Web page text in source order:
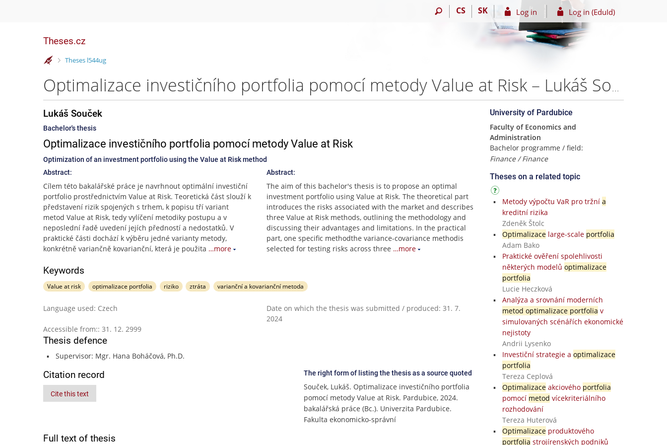
CS SK Log in Log in (EduId)
Theses.cz
>
Theses l544ug
Optimalizace investičního portfolia pomocí metody Value at Risk – Lukáš Souček
Lukáš Souček
Bachelor's thesis
Optimalizace investičního portfolia pomocí metody Value at Risk
Optimization of an investment portfolio using the Value at Risk method
Abstract:
Cílem této bakalářské práce je navrhnout optimální investiční
portfolio prostřednictvím Value at Risk. Teoretická část slouží k
představení rizik spojených s trhem, k popisu tří variant
metod Value at Risk, tedy vylíčení metodiky postupu a v
neposlední řadě uvedení jejích předností a nedostatků. V
praktické části dochází k výběru jedné varianty metody,
konkrétně variančně kovarianční, která je použita …more
Abstract:
The aim of this bachelor's thesis is to propose an optimal
investment portfolio using Value at Risk. The theoretical part
introduces the risks associated with the market and describes
three Value at Risk methods, outlining the methodology and
discussing their advantages and limitations. In the practical
part, one specific methodthe variance-covariance methodis
selected for testing risks across three …more
Keywords
Value at risk optimalizace portfolia riziko ztráta varianční a kovarianční metoda
Language used: Czech
Date on which the thesis was submitted / produced: 31. 7.
2024
Accessible from:: 31. 12. 2999
Thesis defence
Supervisor: Mgr. Hana Boháčová, Ph.D.
Citation record
Cite this text
The right form of listing the thesis as a source quoted
Souček, Lukáš. Optimalizace investičního portfolia
pomocí metody Value at Risk. Pardubice, 2024.
bakalářská práce (Bc.). Univerzita Pardubice.
Fakulta ekonomicko-správní
Full text of thesis
University of Pardubice
Faculty of Economics and
Administration
Bachelor programme / field:
Finance / Finance
Theses on a related topic
Metody výpočtu VaR pro tržní a
kreditní rizika
Zdeněk Štolc
Optimalizacelarge-scale portfolia
Adam Bako
Praktické ověření spolehlivosti
některých modelů optimalizace
portfolia
Lucie Heczková
Analýza a srovnání moderních
metod optimalizace portfolia v
simulovaných scénářích ekonomické
nejistoty
Andrii Lysenko
Investiční strategie a optimalizace
portfolia
Tereza Ceplová
Optimalizaceakciového portfolia
pomocí metod vícekriteriálního
rozhodování
Tereza Huterová
Optimalizaceproduktového
portfolia strojírenských podniků